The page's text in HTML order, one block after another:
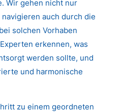
Wir gehen nicht nur
auch durch die
solchen Vorhaben
erkennen, was
werden sollte, und
und harmonische
zu einem geordneten